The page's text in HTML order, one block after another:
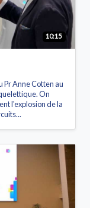
10:15
Pr Anne Cotten au
On
l'explosion de la